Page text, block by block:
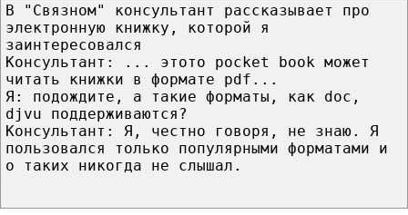
В "Связном" консультант рассказывает про
электронную книжку, которой я
заинтересовался
Консультант: ... этото pocket book может
читать книжки в формате pdf...
Я: подождите, а такие форматы, как doc,
djvu поддерживаются?
Консультант: Я, честно говоря, не знаю. Я
пользовался только популярными форматами и
о таких никогда не слышал.